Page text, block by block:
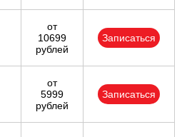
от
10699
рублей
Записаться
от
5999
рублей
Записаться